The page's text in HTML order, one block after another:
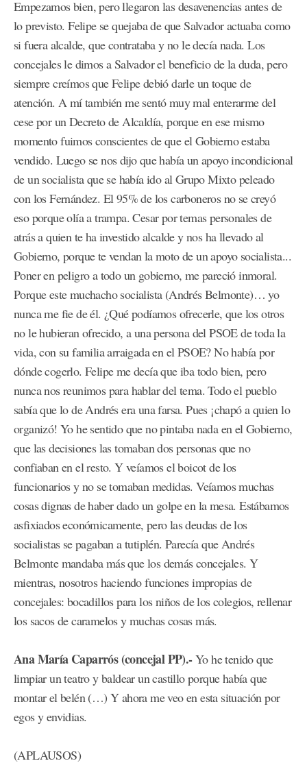
Empezamos bien, pero llegaron las desavenencias antes de
lo previsto. Felipe se quejaba de que Salvador actuaba como
si fuera alcalde, que contrataba y no le decía nada. Los
concejales le dimos a Salvador el beneficio de la duda, pero
siempre creímos que Felipe debió darle un toque de
atención. A mí también me sentó muy mal enterarme del
cese por un Decreto de Alcaldía, porque en ese mismo
momento fuimos conscientes de que el Gobierno estaba
vendido. Luego se nos dijo que había un apoyo incondicional
de un socialista que se había ido al Grupo Mixto peleado
con los Fernández. El 95% de los carboneros no se creyó
eso porque olía a trampa. Cesar por temas personales de
atrás a quien te ha investido alcalde y nos ha llevado al
Gobierno, porque te vendan la moto de un apoyo socialista...
Poner en peligro a todo un gobierno, me pareció inmoral.
Porque este muchacho socialista (Andrés Belmonte)… yo
nunca me fie de él. ¿Qué podíamos ofrecerle, que los otros
no le hubieran ofrecido, a una persona del PSOE de toda la
vida, con su familia arraigada en el PSOE? No había por
dónde cogerlo. Felipe me decía que iba todo bien, pero
nunca nos reunimos para hablar del tema. Todo el pueblo
sabía que lo de Andrés era una farsa. Pues ¡chapó a quien lo
organizó! Yo he sentido que no pintaba nada en el Gobierno,
que las decisiones las tomaban dos personas que no
confiaban en el resto. Y veíamos el boicot de los
funcionarios y no se tomaban medidas. Veíamos muchas
cosas dignas de haber dado un golpe en la mesa. Estábamos
asfixiados económicamente, pero las deudas de los
socialistas se pagaban a tutiplén. Parecía que Andrés
Belmonte mandaba más que los demás concejales. Y
mientras, nosotros haciendo funciones impropias de
concejales: bocadillos para los niños de los colegios, rellenar
los sacos de caramelos y muchas cosas más.
Ana María Caparrós (concejal PP).-Yo he tenido que
limpiar un teatro y baldear un castillo porque había que
montar el belén (…) Y ahora me veo en esta situación por
egos y envidias.
(APLAUSOS)